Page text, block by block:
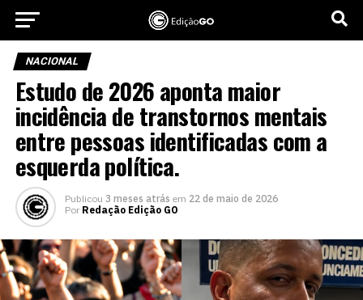
NACIONAL
Estudo de 2026 aponta maior
incidência de transtornos mentais
entre pessoas identificadas com a
esquerda política.
Publicou 3 meses atrás em 22 de maio de 2026
Por Redação Edição GO